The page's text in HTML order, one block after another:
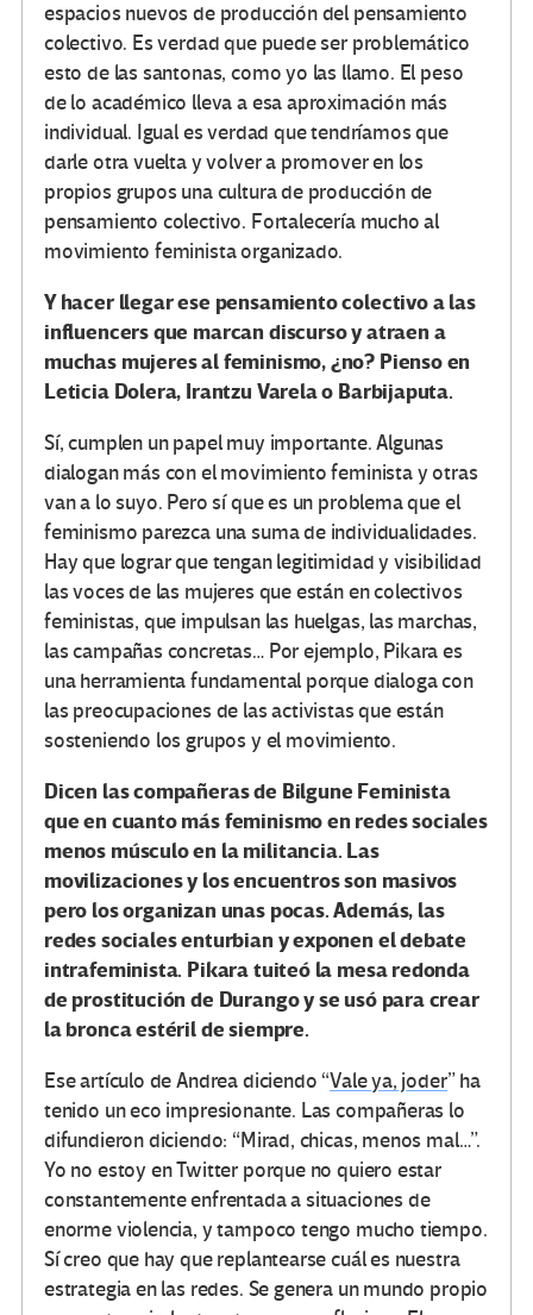
espacios nuevos de producción del pensamiento
colectivo. Es verdad que puede ser problemático
esto de las santonas, como yo las llamo. El peso
de lo académico lleva a esa aproximación más
individual. Igual es verdad que tendríamos que
darle otra vuelta y volver a promover en los
propios grupos una cultura de producción de
pensamiento colectivo. Fortalecería mucho al
movimiento feminista organizado.
Y hacer llegar ese pensamiento colectivo a las
influencers que marcan discurso y atraen a
muchas mujeres al feminismo, ¿no? Pienso en
Leticia Dolera, Irantzu Varela o Barbijaputa.
Sí, cumplen un papel muy importante. Algunas
dialogan más con el movimiento feminista y otras
van a lo suyo. Pero sí que es un problema que el
feminismo parezca una suma de individualidades.
Hay que lograr que tengan legitimidad y visibilidad
las voces de las mujeres que están en colectivos
feministas, que impulsan las huelgas, las marchas,
las campañas concretas… Por ejemplo, Pikara es
una herramienta fundamental porque dialoga con
las preocupaciones de las activistas que están
sosteniendo los grupos y el movimiento.
Dicen las compañeras de Bilgune Feminista
que en cuanto más feminismo en redes sociales
menos músculo en la militancia. Las
movilizaciones y los encuentros son masivos
pero los organizan unas pocas. Además, las
redes sociales enturbian y exponen el debate
intrafeminista. Pikara tuiteó la mesa redonda
de prostitución de Durango y se usó para crear
la bronca estéril de siempre.
Ese artículo de Andrea diciendo “Vale ya, joder” ha
tenido un eco impresionante. Las compañeras lo
difundieron diciendo: “Mirad, chicas, menos mal…”.
Yo no estoy en Twitter porque no quiero estar
constantemente enfrentada a situaciones de
enorme violencia, y tampoco tengo mucho tiempo.
Sí creo que hay que replantearse cuál es nuestra
estrategia en las redes. Se genera un mundo propio